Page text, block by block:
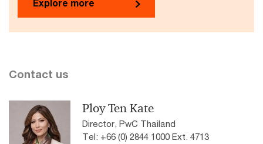
Explore more
Contact us
Ploy Ten Kate
Director, PwC Thailand
Tel: +66 (0) 2844 1000 Ext. 4713